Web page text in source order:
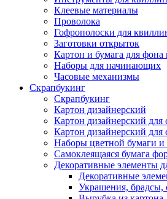
Клеевые материалы
Проволока
Гофрополоски для
Заготовки открыток
Картон и бумага для фона
Наборы для начинающих
Часовые механизмы
Скрапбукинг
Скрапбукинг
Картон дизайнерский
Картон дизайнерский для
Картон дизайнерский для
Наборы цветной бумаги и
Самоклеящаяся бумага
Декоративные элементы
Декоративные
Украшения, брадсы,